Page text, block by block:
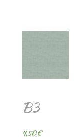
B3
4,50€